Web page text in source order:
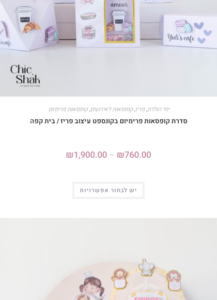
ימי הולדת,פריז,קופסאות לאירועים,קופסאות פרימיום
סדרת קופסאות פרימיום בקונספט עיצוב פריז / בית קפה
₪760.00
–
₪1,900.00
יש לבחור אפשרויות